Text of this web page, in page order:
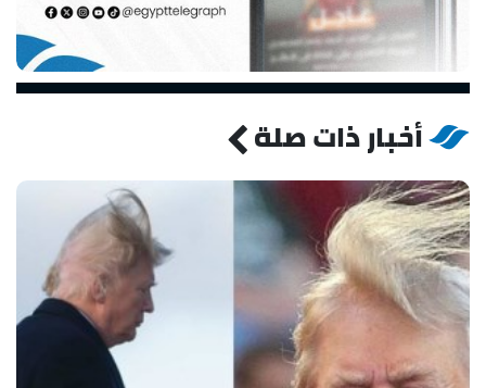
أخبار ذات صلة